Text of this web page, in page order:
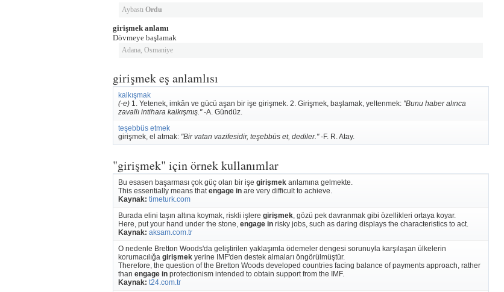
Aybastı Ordu
girişmek anlamı
Dövmeye başlamak
Adana, Osmaniye
girişmek eş anlamlısı
kalkışmak
(-e) 1. Yetenek, imkân ve gücü aşan bir işe girişmek. 2. Girişmek, başlamak, yeltenmek: "Bunu haber alınca
zavallı intihara kalkışmış." -A. Gündüz.
teşebbüs etmek
girişmek, el atmak: "Bir vatan vazifesidir, teşebbüs et, dediler." -F. R. Atay.
"girişmek" için örnek kullanımlar
Bu esasen başarması çok güç olan bir işe girişmek anlamına gelmekte.
This essentially means thatengage in are very difficult to achieve.
Kaynak: timeturk.com
Burada elini taşın altına koymak, riskli işlere girişmek, gözü pek davranmak gibi özellikleri ortaya koyar.
Here, put your hand under the stone, engage in risky jobs, such as daring displays the characteristics to act.
Kaynak: aksam.com.tr
O nedenle Bretton Woods'da geliştirilen yaklaşımla ödemeler dengesi sorunuyla karşılaşan ülkelerin
korumacılığa girişmek yerine IMF'den destek almaları öngörülmüştür.
Therefore, the question of the Bretton Woods developed countries facing balance of payments approach, rather
than engage in protectionism intended to obtain support from the IMF.
Kaynak: t24.com.tr